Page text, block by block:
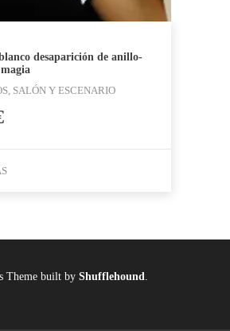
desaparición de anillo-
SALÓN Y ESCENARIO
Theme built by Shufflehound